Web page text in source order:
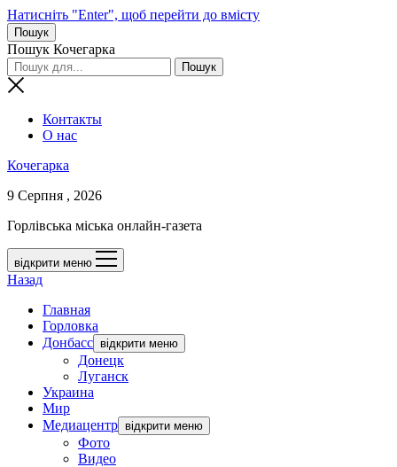
Натисніть "Enter", щоб перейти до вмісту
Пошук
Пошук Кочегарка
Контакты
О нас
Кочегарка
9 Серпня , 2026
Горлівська міська онлайн-газета
відкрити меню
Назад
Главная
Горловка
Донбасс відкрити меню
Донецк
Луганск
Украина
Мир
Медиацентр відкрити меню
Фото
Видео